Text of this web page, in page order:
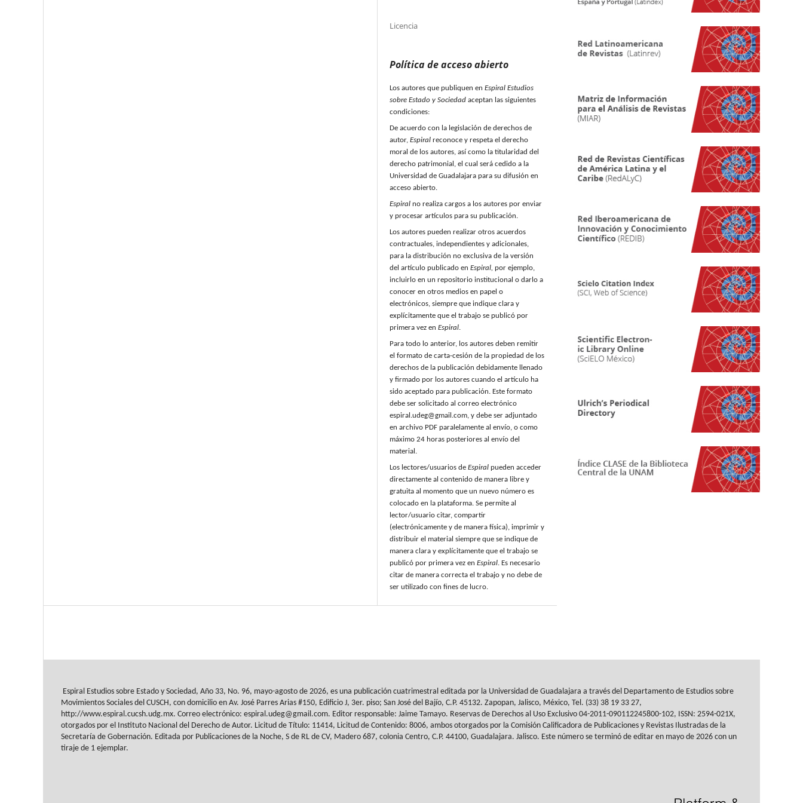
Licencia
Política de acceso abierto
Los autores que publiquen enEspiral Estudios
sobre Estado y Sociedad aceptan las siguientes
condiciones:
De acuerdo con la legislación de derechos de
autor,Espiralreconoce y respeta el derecho
moral de los autores, así como la titularidad del
derecho patrimonial, el cual será cedido a la
Universidad de Guadalajara para su difusión en
acceso abierto.
Espiralno realiza cargos a los autores por enviar
y procesar artículos para su publicación.
Los autores pueden realizar otros acuerdos
contractuales, independientes y adicionales,
para la distribución no exclusiva de la versión
del artículo publicado enEspiral, por ejemplo,
incluirlo en un repositorio institucional o darlo a
conocer en otros medios en papel o
electrónicos, siempre que indique clara y
explícitamente que el trabajo se publicó por
primera vez enEspiral.
Para todo lo anterior, los autores deben remitir
el formato de carta-cesión de la propiedad de los
derechos de la publicación debidamente llenado
y firmado por los autores cuando el artículo ha
sido aceptado para publicación. Este formato
debe ser solicitado al correo electrónico
espiral.udeg@gmail.com, y debe ser adjuntado
en archivo PDF paralelamente al envío, o como
máximo 24 horas posteriores al envío del
material.
Los lectores/usuarios deEspiralpueden acceder
directamente al contenido de manera libre y
gratuita al momento que un nuevo número es
colocado en la plataforma. Se permite al
lector/usuario citar, compartir
(electrónicamente y de manera física), imprimir y
distribuir el material siempre que se indique de
manera clara y explícitamente que el trabajo se
publicó por primera vez enEspiral. Es necesario
citar de manera correcta el trabajo y no debe de
ser utilizado con fines de lucro.
Espiral Estudios sobre Estado y Sociedad, Año 33, No. 96, mayo-agosto de 2026, es una publicación cuatrimestral editada por la Universidad de Guadalajara a través del Departamento de Estudios sobre
Movimientos Sociales del CUSCH , con domicilio en Av. José Parres Arias #150, Edificio J, 3er. piso; San José del Bajío, C.P. 45132. Zapopan, Jalisco, México, Tel. (33) 38 19 33 27,
http://www.espiral.cucsh.udg.mx. Correo electrónico: espiral.udeg@gmail.com. Editor responsable: Jaime Tamayo. Reservas de Derechos al Uso Exclusivo 04-2011-090112245800-102, ISSN: 2594-021X,
otorgados por el Instituto Nacional del Derecho de Autor. Licitud de Título: 11414, Licitud de Contenido: 8006, ambos otorgados por la Comisión Calificadora de Publicaciones y Revistas Ilustradas de la
Secretaría de Gobernación. Editada por Publicaciones de la Noche, S de RL de CV, Madero 687, colonia Centro, C.P. 44100, Guadalajara. Jalisco. Este número se terminó de editar en mayo de 2026 con un
tiraje de 1 ejemplar.